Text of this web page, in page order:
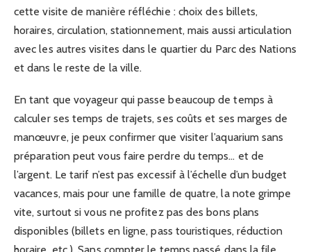
cette visite de manière réfléchie : choix des billets,
horaires, circulation, stationnement, mais aussi articulation
avec les autres visites dans le quartier du Parc des Nations
et dans le reste de la ville.
En tant que voyageur qui passe beaucoup de temps à
calculer ses temps de trajets, ses coûts et ses marges de
manœuvre, je peux confirmer que visiter l’aquarium sans
préparation peut vous faire perdre du temps… et de
l’argent. Le tarif n’est pas excessif à l’échelle d’un budget
vacances, mais pour une famille de quatre, la note grimpe
vite, surtout si vous ne profitez pas des bons plans
disponibles (billets en ligne, pass touristiques, réduction